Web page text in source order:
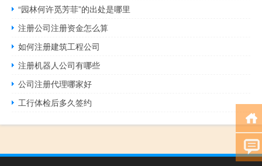
“园林何许觅芳菲”的出处是哪里
注册公司注册资金怎么算
如何注册建筑工程公司
注册机器人公司有哪些
公司注册代理哪家好
工行体检后多久签约